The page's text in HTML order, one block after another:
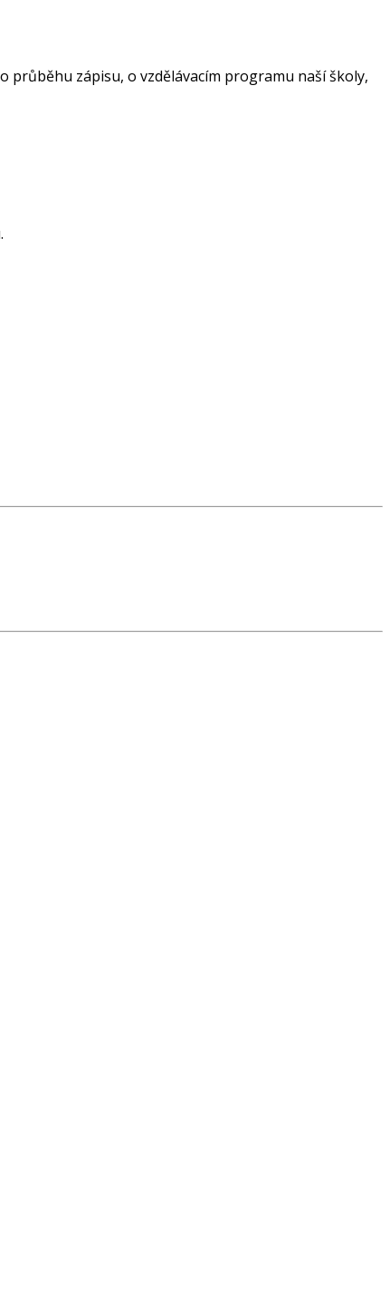
průběhu zápisu, o vzdělávacím programu naší školy,
a školní družinu.